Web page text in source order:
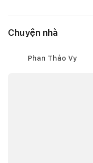
Chuyện nhà
Phan Thảo Vy